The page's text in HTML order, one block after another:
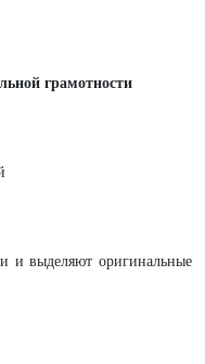
грамотности
и выделяют оригинальные